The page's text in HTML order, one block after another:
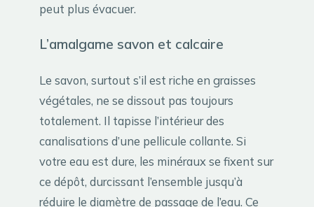
peut plus évacuer.
L’amalgame savon et calcaire
Le savon, surtout s’il est riche en graisses
végétales, ne se dissout pas toujours
totalement. Il tapisse l’intérieur des
canalisations d’une pellicule collante. Si
votre eau est dure, les minéraux se fixent sur
ce dépôt, durcissant l’ensemble jusqu’à
réduire le diamètre de passage de l’eau. Ce